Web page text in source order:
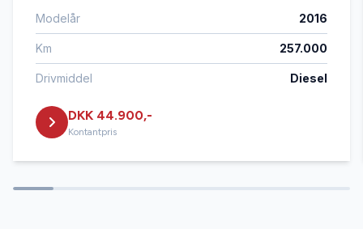
Modelår 2016
Km 257.000
Drivmiddel Diesel
DKK 44.900,-
Kontantpris